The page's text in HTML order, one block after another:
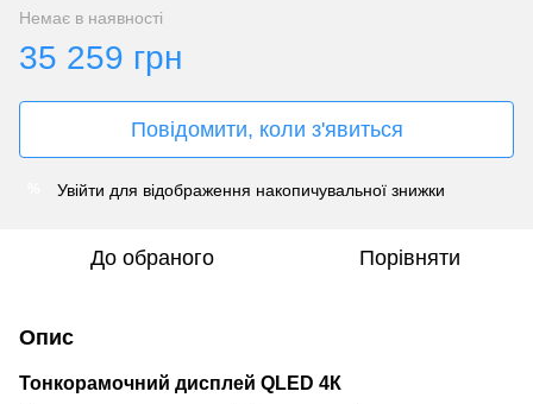
Немає в наявності
35 259 грн
Повідомити, коли з'явиться
Увійти для відображення накопичувальної знижки
До обраного Порівняти
Опис
Тонкорамочний дисплей QLED 4К